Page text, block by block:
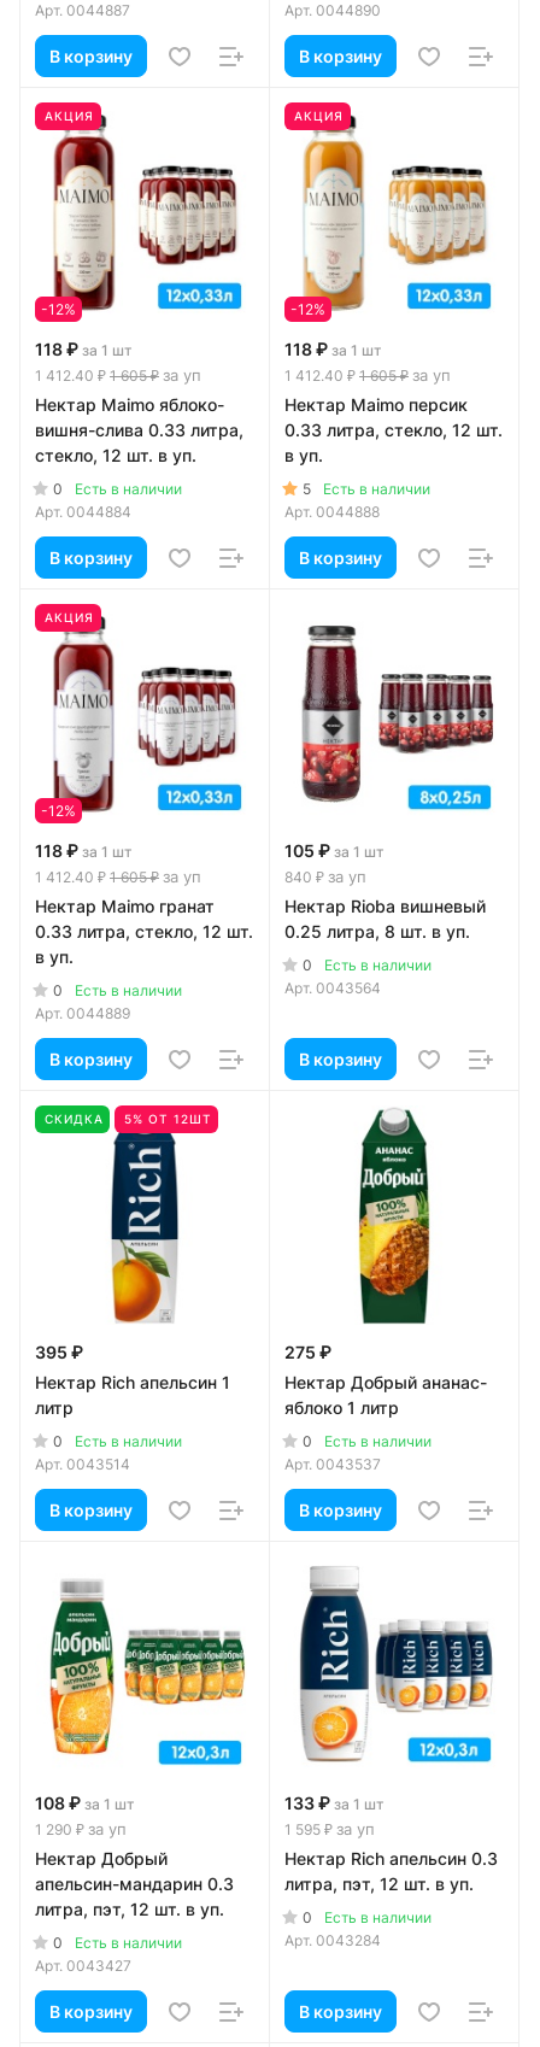
Арт. 0044887
В корзину
Арт. 0044890
В корзину
АКЦИЯ
-12%
118 ₽ за 1 шт
1 412.40 ₽ 1 605 ₽ за уп
Нектар Maimo яблоко-
вишня-слива 0.33 литра,
стекло, 12 шт. в уп.
0
Есть в наличии
Арт. 0044884
В корзину
АКЦИЯ
-12%
118 ₽ за 1 шт
1 412.40 ₽ 1 605 ₽ за уп
Нектар Maimo персик
0.33 литра, стекло, 12 шт.
в уп.
5
Есть в наличии
Арт. 0044888
В корзину
АКЦИЯ
-12%
118 ₽ за 1 шт
1 412.40 ₽ 1 605 ₽ за уп
Нектар Maimo гранат
0.33 литра, стекло, 12 шт.
в уп.
0
Есть в наличии
Арт. 0044889
В корзину
105 ₽ за 1 шт
840 ₽ за уп
Нектар Rioba вишневый
0.25 литра, 8 шт. в уп.
0
Есть в наличии
Арт. 0043564
В корзину
СКИДКА 5% ОТ 12ШТ
395 ₽
Нектар Rich апельсин 1
литр
0
Есть в наличии
Арт. 0043514
В корзину
275 ₽
Нектар Добрый ананас-
яблоко 1 литр
0
Есть в наличии
Арт. 0043537
В корзину
108 ₽ за 1 шт
1 290 ₽ за уп
Нектар Добрый
апельсин-мандарин 0.3
литра, пэт, 12 шт. в уп.
0
Есть в наличии
Арт. 0043427
В корзину
133 ₽ за 1 шт
1 595 ₽ за уп
Нектар Rich апельсин 0.3
литра, пэт, 12 шт. в уп.
0
Есть в наличии
Арт. 0043284
В корзину